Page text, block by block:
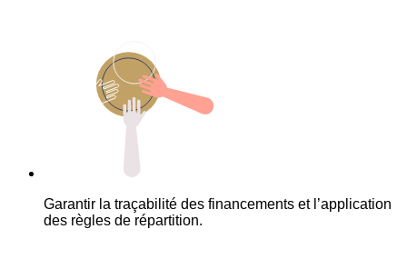
Garantir la traçabilité des financements et l’application
des règles de répartition.